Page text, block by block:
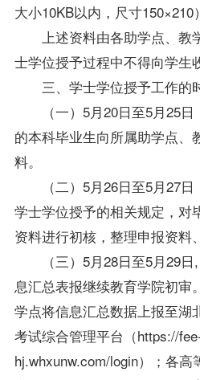
大小10KB以内，尺寸150×210
上述资料由各助学点、
士学位授予过程中不得向学生
三、学士学位授予工作的
（一）5月20日至5月25
的本科毕业生向所属助学点、
料。
（二）5月26日至5月27
学士学位授予的相关规定，对
资料进行初核，整理申报资料
（三）5月28日至5月29
息汇总表报继续教育学院初审
学点将信息汇总数据上报至湖
考试综合管理平台（https://
hj.whxunw.com/login）；各